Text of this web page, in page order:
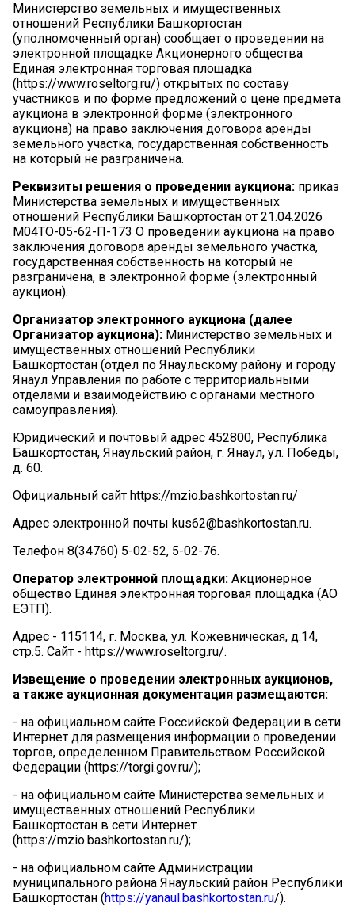
Министерство земельных и имущественных
отношений Республики Башкортостан
(уполномоченный орган) сообщает о проведении на
электронной площадке Акционерного общества
Единая электронная торговая площадка
(https://www.roseltorg.ru/) открытых по составу
участников и по форме предложений о цене предмета
аукциона в электронной форме (электронного
аукциона) на право заключения договора аренды
земельного участка, государственная собственность
на который не разграничена.
Реквизиты решения о проведении аукциона: приказ
Министерства земельных и имущественных
отношений Республики Башкортостан от 21.04.2026
М04ТО-05-62-П-173 О проведении аукциона на право
заключения договора аренды земельного участка,
государственная собственность на который не
разграничена, в электронной форме (электронный
аукцион).
Организатор электронного аукциона (далее
Организатор аукциона): Министерство земельных и
имущественных отношений Республики
Башкортостан (отдел по Янаульскому району и городу
Янаул Управления по работе с территориальными
отделами и взаимодействию с органами местного
самоуправления).
Юридический и почтовый адрес 452800, Республика
Башкортостан, Янаульский район, г. Янаул, ул. Победы,
д. 60.
Официальный сайт https://mzio.bashkortostan.ru/
Адрес электронной почты kus62@bashkortostan.ru.
Телефон 8(34760) 5-02-52, 5-02-76.
Оператор электронной площадки: Акционерное
общество Единая электронная торговая площадка (АО
ЕЭТП).
Адрес - 115114, г. Москва, ул. Кожевническая, д.14,
стр.5. Сайт - https://www.roseltorg.ru/.
Извещение о проведении электронных аукционов,
а также аукционная документация размещаются:
- на официальном сайте Российской Федерации в сети
Интернет для размещения информации о проведении
торгов, определенном Правительством Российской
Федерации (https://torgi.gov.ru/);
- на официальном сайте Министерства земельных и
имущественных отношений Республики
Башкортостан в сети Интернет
(https://mzio.bashkortostan.ru/);
- на официальном сайте Администрации
муниципального района Янаульский район Республики
Башкортостан (https://yanaul.bashkortostan.ru/).